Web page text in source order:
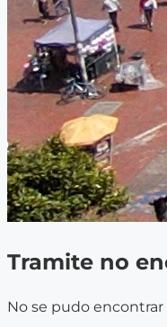
Tramite no
No se pudo